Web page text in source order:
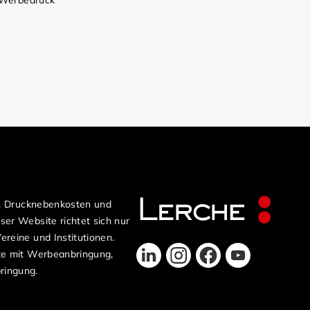
Drucknebenkosten und
Website richtet sich nur
und Institutionen.
mit Werbeanbringung,